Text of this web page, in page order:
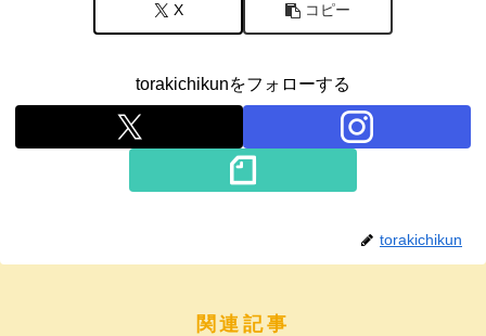
X コピー
torakichikunをフォローする
torakichikun
関連記事